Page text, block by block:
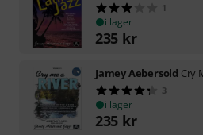
1
i lager
235 kr
Jamey Aebersold Cry
3
i lager
235 kr